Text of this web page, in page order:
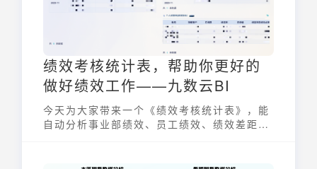
绩效考核统计表，帮助你更好的
做好绩效工作——九数云BI
今天为大家带来一个《绩效考核统计表》，能
自动分析事业部绩效、员工绩效、绩效差距，